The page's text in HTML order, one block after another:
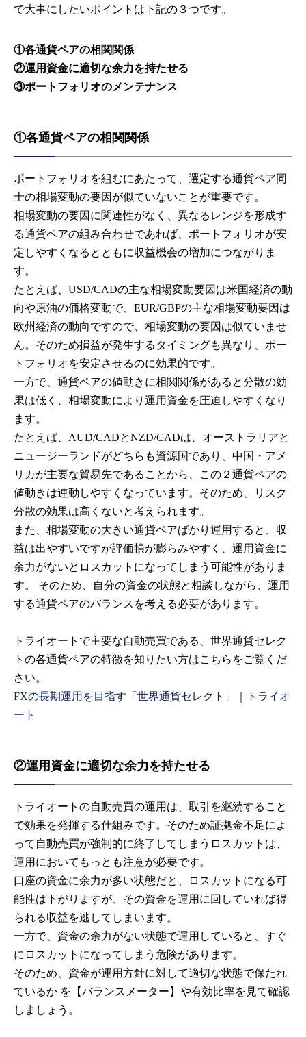
で大事にしたいポイントは下記の３つです。
①各通貨ペアの相関関係
②運用資金に適切な余力を持たせる
③ポートフォリオのメンテナンス
①各通貨ペアの相関関係
ポートフォリオを組むにあたって、選定する通貨ペア同
士の相場変動の要因が似ていないことが重要です。
相場変動の要因に関連性がなく、異なるレンジを形成す
る通貨ペアの組み合わせであれば、ポートフォリオが安
定しやすくなるとともに収益機会の増加につながりま
す。
たとえば、USD/CADの主な相場変動要因は米国経済の動
向や原油の価格変動で、EUR/GBPの主な相場変動要因は
欧州経済の動向ですので、相場変動の要因は似ていませ
ん。そのため損益が発生するタイミングも異なり、ポー
トフォリオを安定させるのに効果的です。
一方で、通貨ペアの値動きに相関関係があると分散の効
果は低く、相場変動により運用資金を圧迫しやすくなり
ます。
たとえば、AUD/CADとNZD/CADは、オーストラリアと
ニュージーランドがどちらも資源国であり、中国・アメ
リカが主要な貿易先であることから、この２通貨ペアの
値動きは連動しやすくなっています。そのため、リスク
分散の効果は高くないと考えられます。
また、相場変動の大きい通貨ペアばかり運用すると、収
益は出やすいですが評価損が膨らみやすく、運用資金に
余力がないとロスカットになってしまう可能性がありま
す。 そのため、自分の資金の状態と相談しながら、運用
する通貨ペアのバランスを考える必要があります。
トライオートで主要な自動売買である、世界通貨セレク
トの各通貨ペアの特徴を知りたい方はこちらをご覧くだ
さい。
FXの長期運用を目指す「世界通貨セレクト」｜トライオ
ート
②運用資金に適切な余力を持たせる
トライオートの自動売買の運用は、取引を継続すること
で効果を発揮する仕組みです。そのため証拠金不足によ
って自動売買が強制的に終了してしまうロスカットは、
運用においてもっとも注意が必要です。
口座の資金に余力が多い状態だと、ロスカットになる可
能性は下がりますが、その資金を運用に回していれば得
られる収益を逃してしまいます。
一方で、資金の余力がない状態で運用していると、すぐ
にロスカットになってしまう危険があります。
そのため、資金が運用方針に対して適切な状態で保たれ
ているか を【バランスメーター】や有効比率を見て確認
しましょう。